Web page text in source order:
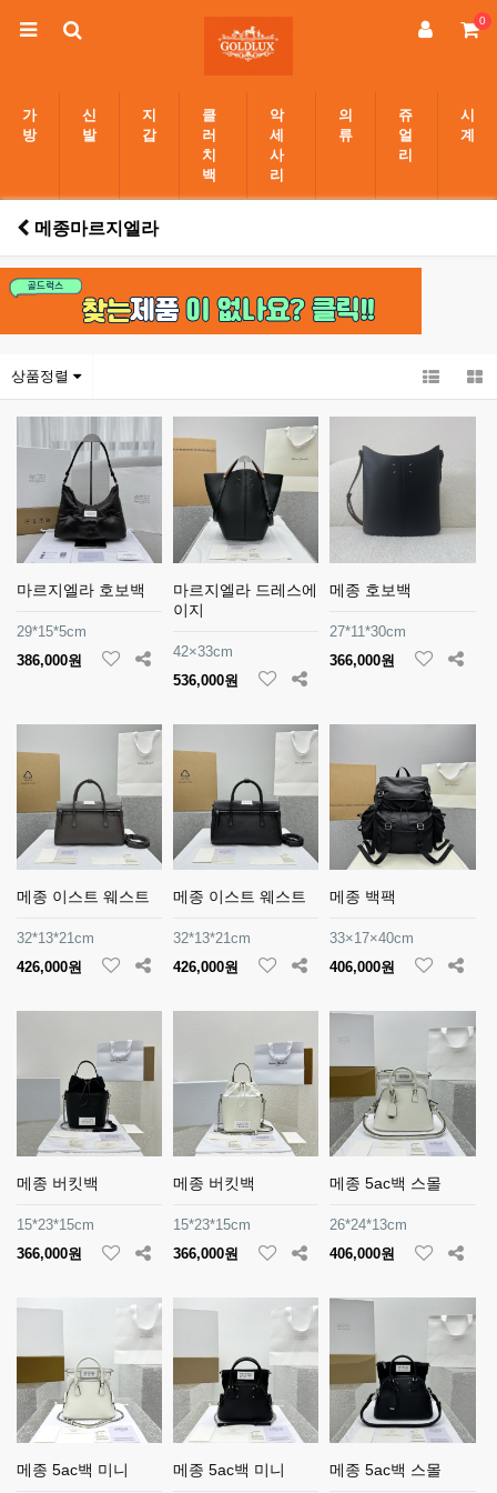
0
가
방
신
발
지
갑
클
러
치
백
악
세
사
리
의
류
쥬
얼
리
시
계
메종마르지엘라
상품정렬
마르지엘라 호보백
29*15*5cm
386,000원
마르지엘라 드레스에
이지
42×33cm
536,000원
메종 호보백
27*11*30cm
366,000원
메종 이스트 웨스트
32*13*21cm
426,000원
메종 이스트 웨스트
32*13*21cm
426,000원
메종 백팩
33×17×40cm
406,000원
메종 버킷백
15*23*15cm
366,000원
메종 버킷백
15*23*15cm
366,000원
메종 5ac백 스몰
26*24*13cm
406,000원
메종 5ac백 미니 메종 5ac백 미니 메종 5ac백 스몰